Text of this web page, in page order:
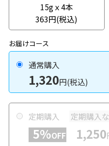
15gｘ4本
363円(税込)
お届けコース
通常購入
1,320円(税込)
定期購入 定期購入
5%OFF 1,250